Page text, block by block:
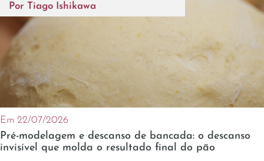
Por Tiago Ishikawa
Em 22/07/2026
Pré-modelagem e descanso de bancada: o descanso
invisível que molda o resultado final do pão